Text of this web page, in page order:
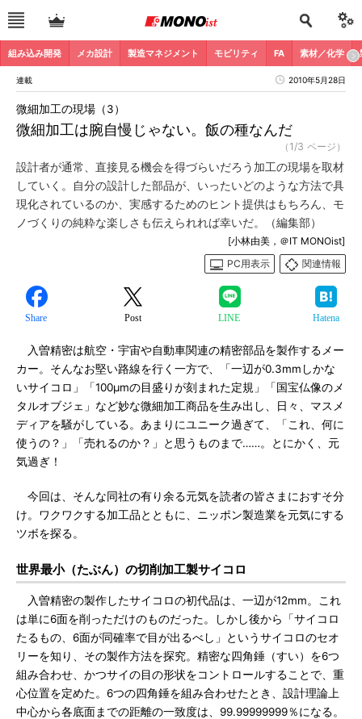
組み込み開発 メカ設計 製造マネジメント モビリティ FA 素材／化学
連載 2010年5月28日
微細加工は腕自慢じゃない。飯の種なんだ
微細加工の現場（3）
（1/3 ページ）
設計者が通常、直接見る機会を得づらいだろう加工の現場を取材
していく。自分の設計した部品が、いったいどのような方法で具
現化されているのか、実感するためのヒント提供はもちろん、モ
ノづくりの純粋な楽しさも伝えられれば幸いだ。（編集部）
[小林由美，＠IT MONOist]
PC用表示
関連情報
Share Post LINE Hatena
入曽精密は航空・宇宙や自動車関連の精密部品を製作するメー
カー。そんなお堅い路線を行く一方で、「一辺が0.3mmしかな
いサイコロ」「100μmの目盛りが刻まれた定規」「国宝仏像のメ
タルオブジェ」など妙な微細加工商品を生み出し、日々、マスメ
ディアを騒がしている。あまりにユニーク過ぎて、「これ、何に
使うの？」「売れるのか？」と思うものまで……。とにかく、元
気過ぎ！
今回は、そんな同社の有り余る元気を読者の皆さまにおすそ分
け。ワクワクする加工品とともに、ニッポン製造業を元気にする
ツボを探る。
世界最小（たぶん）の切削加工製サイコロ
入曽精密の製作したサイコロの初代品は、一辺が12mm。これ
は単に6面を削っただけのものだった。しかし後から「サイコロ
たるもの、6面が同確率で目が出るべし」というサイコロのセオ
リーを知り、その製作方法を探究。精密な四角錘（すい）を6つ
組み合わせ、かつサイの目の形状をコントロールすることで、重
心位置を定めた。6つの四角錘を組み合わせたとき、設計理論上
中心から各底面までの距離の一致度は、99.99999999％になる。